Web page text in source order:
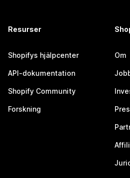
Resurser
Shopifys hjälpcenter
API-dokumentation
Shopify Community
Forskning
Om